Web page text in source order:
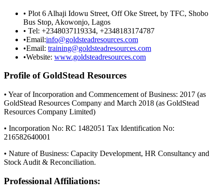
• Plot 6 Alhaji Idowu Street, Off Oke Street, by TFC, Shobo
Bus Stop, Akowonjo, Lagos
• Tel: +2348037119334, +2348183174787
•Email:info@goldsteadresources.com
•Email: training@goldsteadresources.com
•Website: www.goldsteadresources.com
Profile of GoldStead Resources
• Year of Incorporation and Commencement of Business: 2017 (as
GoldStead Resources Company and March 2018 (as GoldStead
Resources Company Limited)
• Incorporation No: RC 1482051 Tax Identification No:
216582640001
• Nature of Business: Capacity Development, HR Consultancy and
Stock Audit & Reconciliation.
Professional Affiliations: